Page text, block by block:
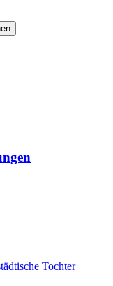
Tochter